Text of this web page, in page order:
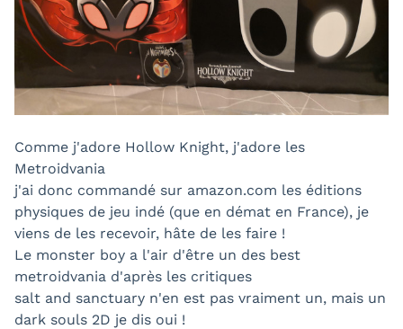
Comme j'adore Hollow Knight, j'adore les
Metroidvania
j'ai donc commandé sur amazon.com les éditions
physiques de jeu indé (que en démat en France), je
viens de les recevoir, hâte de les faire !
Le monster boy a l'air d'être un des best
metroidvania d'après les critiques
salt and sanctuary n'en est pas vraiment un, mais un
dark souls 2D je dis oui !